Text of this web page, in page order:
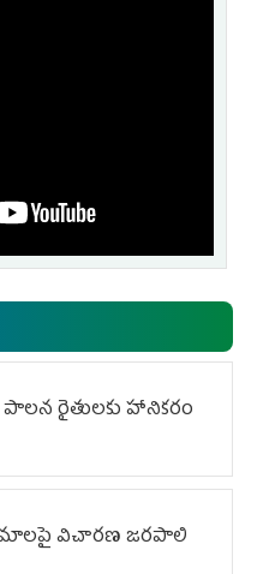
రైతులకు హానికరం
విచారణ జరపాలి